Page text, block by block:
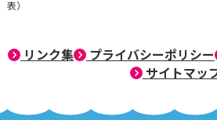
表）
リンク集 プライバシーポリシー
サイトマッ